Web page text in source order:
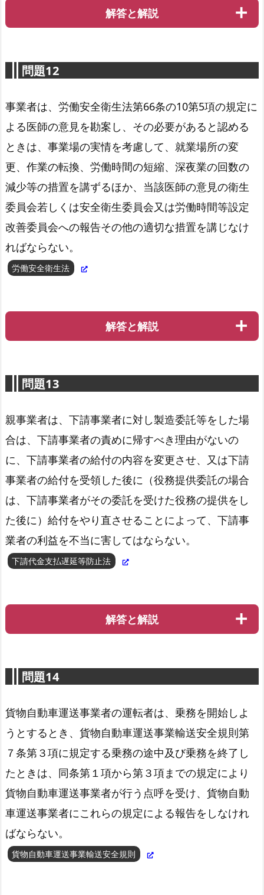
解答と解説
道路交通法第20条
問題12
事業者は、労働安全衛生法第66条の10第5項の規定に
よる医師の意見を勘案し、その必要があると認める
ときは、事業場の実情を考慮して、就業場所の変
更、作業の転換、労働時間の短縮、深夜業の回数の
減少等の措置を講ずるほか、当該医師の意見の衛生
委員会若しくは安全衛生委員会又は労働時間等設定
改善委員会への報告その他の適切な措置を講じなけ
ればならない。
労働安全衛生法
解答と解説
労働安全衛生法第66条の10の6項
問題13
親事業者は、下請事業者に対し製造委託等をした場
合は、下請事業者の責めに帰すべき理由がないの
に、下請事業者の給付の内容を変更させ、又は下請
事業者の給付を受領した後に（役務提供委託の場合
は、下請事業者がその委託を受けた役務の提供をし
た後に）給付をやり直させることによって、下請事
業者の利益を不当に害してはならない。
下請代金支払遅延等防止法
解答と解説
下請代金支払遅延等防止法第4条2項
問題14
貨物自動車運送事業者の運転者は、乗務を開始しよ
うとするとき、貨物自動車運送事業輸送安全規則第
７条第３項に規定する乗務の途中及び乗務を終了し
たときは、同条第１項から第３項までの規定により
貨物自動車運送事業者が行う点呼を受け、貨物自動
車運送事業者にこれらの規定による報告をしなけれ
ばならない。
貨物自動車運送事業輸送安全規則